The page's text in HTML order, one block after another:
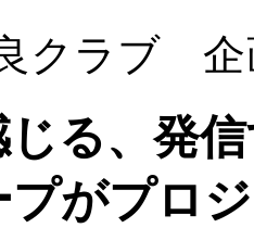
良クラブ
じる、発
プがプロ